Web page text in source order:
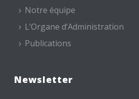
Notre équipe
L’Organe d’Administration
Publications
Newsletter